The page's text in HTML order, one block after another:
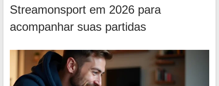
Streamonsport em 2026 para
acompanhar suas partidas